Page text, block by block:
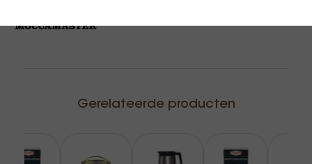
Gerelateerde producten